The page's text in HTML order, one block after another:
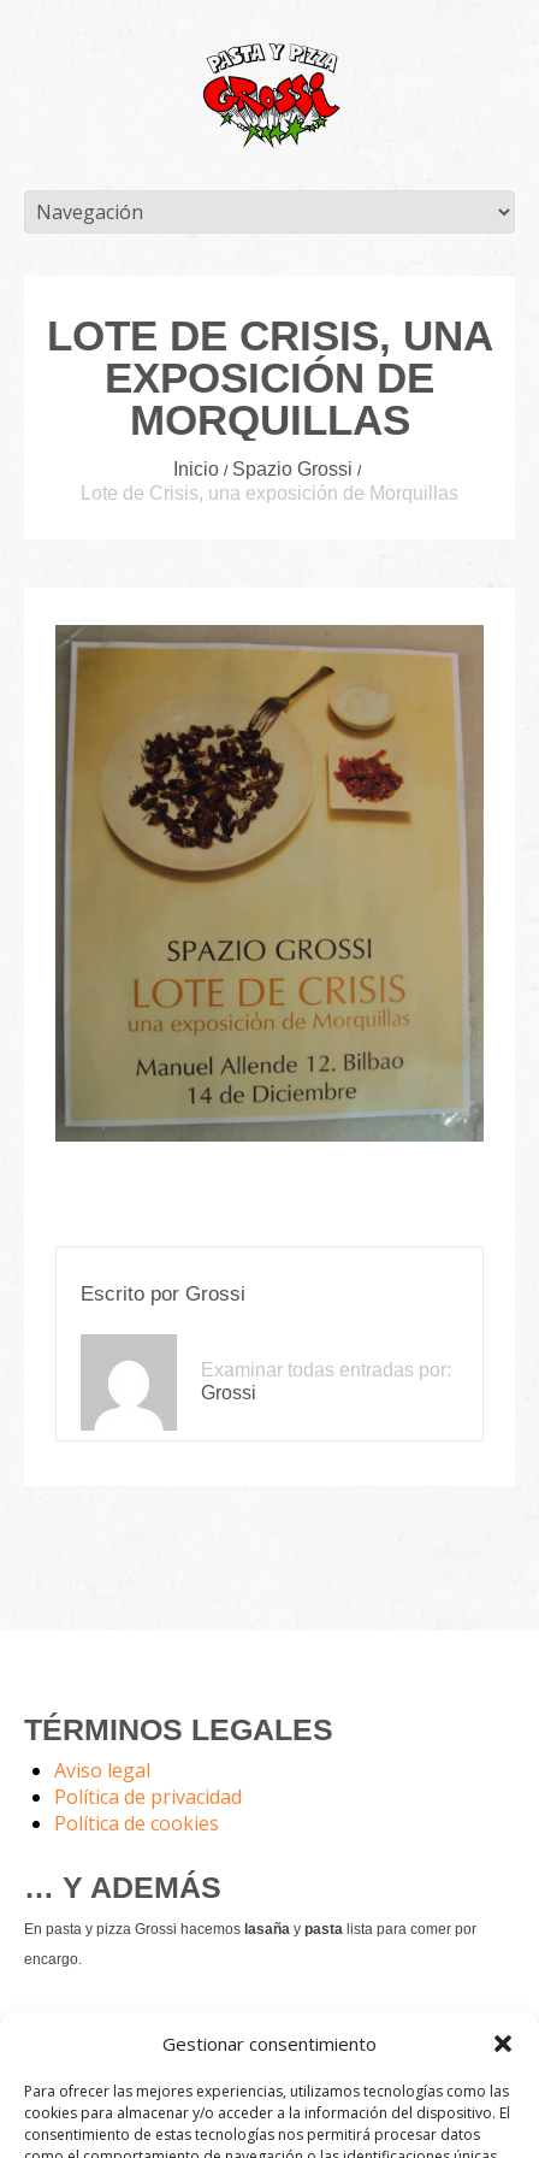
Gestionar consentimiento
Para ofrecer las mejores experiencias, utilizamos tecnologías como las
cookies para almacenar y/o acceder a la información del dispositivo. El
consentimiento de estas tecnologías nos permitirá procesar datos
LOTE DE CRISIS, UNA
EXPOSICIÓN DE
MORQUILLAS
Inicio
Spazio Grossi
Lote de Crisis, una exposición de Morquillas
Escrito por Grossi
Examinar todas entradas por:
Grossi
TÉRMINOS LEGALES
Aviso legal
Política de privacidad
Política de cookies
… Y ADEMÁS
En pasta y pizza Grossi hacemos lasaña y pasta lista para comer por
encargo.
es un permanente.
Pedir comida Just eat